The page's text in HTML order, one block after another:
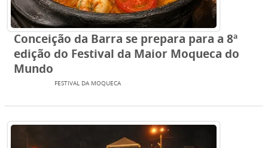
Conceição da Barra se prepara para a 8ª
edição do Festival da Maior Moqueca do
Mundo
FESTIVAL DA MOQUECA